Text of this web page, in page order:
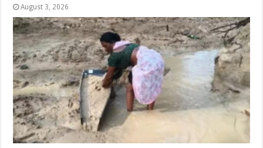
August 3, 2026